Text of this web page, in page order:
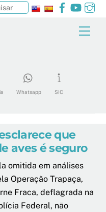
Facebook
Whatsapp SIC
Pesquisar
que
aves é seguro
omitida em análises
Operação Trapaça,
Fraca, deflagrada na
Federal, não